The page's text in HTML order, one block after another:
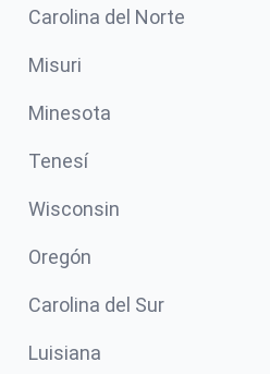
Carolina del Norte
Misuri
Minesota
Tenesí
Wisconsin
Oregón
Carolina del Sur
Luisiana